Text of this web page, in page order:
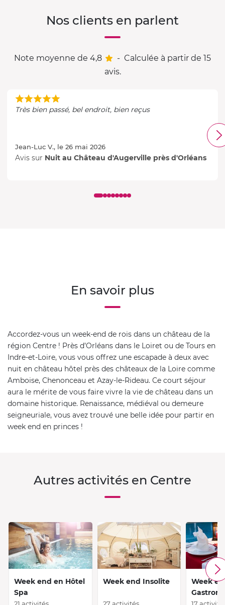
Nos clients en parlent
Note moyenne de 4,8 - Calculée à partir de 15
avis.
Très bien passé, bel endroit, bien reçus
Jean-Luc V., le 26 mai 2026
Avis sur Nuit au Château d'Augerville près d'Orléans
En savoir plus
Accordez-vous un week-end de rois dans un château de la
région Centre ! Près d’Orléans dans le Loiret ou de Tours en
Indre-et-Loire, vous vous offrez une escapade à deux avec
nuit en château hôtel près des châteaux de la Loire comme
Amboise, Chenonceau et Azay-le-Rideau. Ce court séjour
aura le mérite de vous faire vivre la vie de château dans un
domaine historique. Renaissance, médiéval ou demeure
seigneuriale, vous avez trouvé une belle idée pour partir en
week end en princes !
Autres activités en Centre
Week end en Hôtel
Spa
21 activités
Week end Insolite
27 activités
Week
17